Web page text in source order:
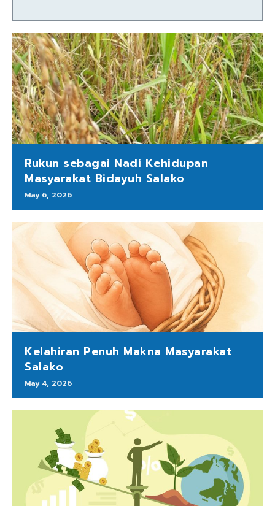
Rukun sebagai Nadi Kehidupan
Masyarakat Bidayuh Salako
May 6, 2026
Kelahiran Penuh Makna Masyarakat
Salako
May 4, 2026